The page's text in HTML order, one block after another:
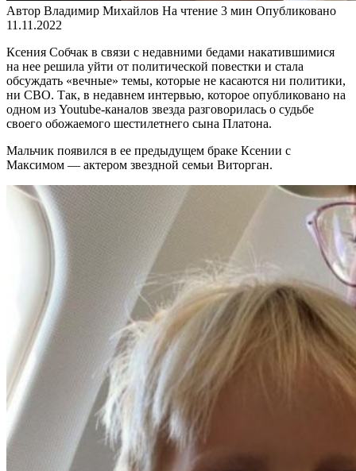
Автор Владимир Михайлов На чтение 3 мин Опубликовано
11.11.2022
Ксения Собчак в связи с недавними бедами накатившимися
на нее решила уйти от политической повестки и стала
обсуждать «вечные» темы, которые не касаются ни политики,
ни СВО. Так, в недавнем интервью, которое опубликовано на
одном из Youtube-каналов звезда разговорилась о судьбе
своего обожаемого шестилетнего сына Платона.
Мальчик появился в ее предыдущем браке Ксении с
Максимом — актером звездной семьи Виторган.